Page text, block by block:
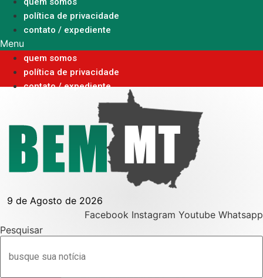
para
conteúdo
política de privacidade
contato / expediente
Menu
quem somos
política de privacidade
contato / expediente
9 de Agosto de 2026
Facebook Instagram Youtube Whatsapp
Pesquisar